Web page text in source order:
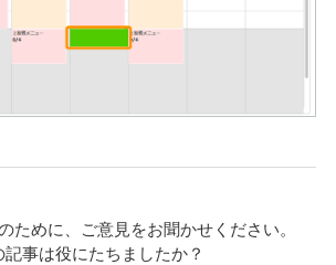
ために、ご意見をお聞かせください。
記事は役にたちましたか？